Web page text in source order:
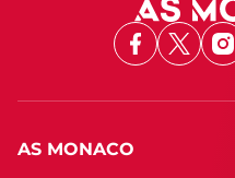
Facebook
X
AS MONACO